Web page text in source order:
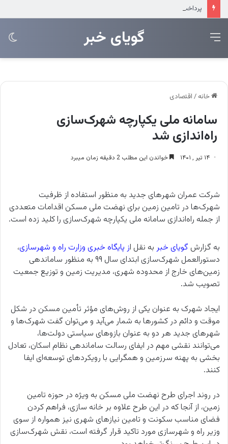
‌‌‌گویای خبر منو
خانه / اقتصادی
سامانه ملی یکپارچه شهرک‌سازی
راه‌اندازی شد
۱۴ تیر , ۱۴۰۱ خواندن این مطلب 2 دقیقه زمان میبرد
شرکت عمران شهرهای جدید به منظور استفاده از ظرفیت
شهرک‌ها در تامین زمین برای نهضت ملی مسکن اقدامات متعددی
از جمله راه‌اندازی سامانه ملی یکپارچه شهرک‌سازی را کلید زده است.
به گزارش گویای خبر به نقل از پایگاه خبری وزارت راه و شهرسازی،
دستورالعمل شهرک‌سازی ابتدای سال ۹۹ به منظور ساماندهی
زمین‌های خارج از محدوده شهری، مدیریت زمین و توزیع جمعیت
تصویب شد.
ایجاد شهرک به عنوان یکی از روش‌های مؤثر تأمین مسکن در شکل
موقت و دائم در کشورها به شمار می‌آید و می‌توان گفت شهرک‌ها و
شهرهای جدید هر دو به عنوان بازوهای سیاستی دولت‌ها،
می‌توانند نقشی مهم در ایفای رسالت ساماندهی نظام اسکان، تعادل
بخشی به پهنه سرزمین و همگرایی با رویکردهای توسعه‌ای ایفا
کنند.
در روند اجرای طرح نهضت ملی مسکن به ویژه در حوزه تامین
زمین،‌ از آنجا که در این طرح علاوه بر خانه سازی، فراهم کردن
فضای مناسب سکونت و تامین نیازهای شهری نیز همواره از سوی
وزیر راه و شهرسازی مورد تاکید قرار گرفته است، نقش شهرک‌سازی